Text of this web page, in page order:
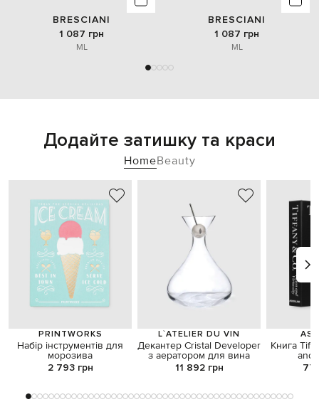
BRESCIANI
1 087 грн
ML
BRESCIANI
1 087 грн
ML
Додайте затишку та краси
HomeBeauty
PRINTWORKS
Набір інструментів для
морозива
2 793 грн
L`ATELIER DU VIN
Декантер Cristal Developer
з аератором для вина
11 892 грн
Книга
and
77